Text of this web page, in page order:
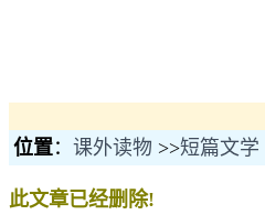
位置： 课外读物 >>短篇文学
此文章已经删除!